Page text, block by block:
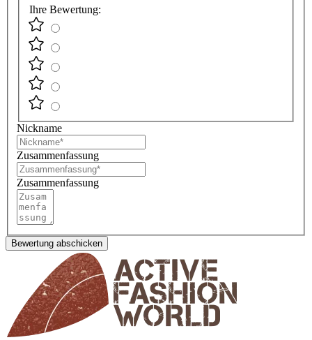
Ihre Bewertung:
Nickname
Zusammenfassung
Zusammenfassung
Bewertung abschicken